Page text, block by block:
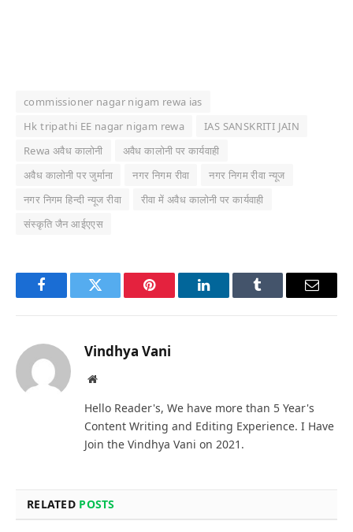
commissioner nagar nigam rewa ias
Hk tripathi EE nagar nigam rewa
IAS SANSKRITI JAIN
Rewa अवैध कालोनी
अवैध कालोनी पर कार्यवाही
अवैध कालोनी पर जुर्माना
नगर निगम रीवा
नगर निगम रीवा न्यूज
नगर निगम हिन्दी न्यूज रीवा
रीवा में अवैध कालोनी पर कार्यवाही
संस्कृति जैन आईएएस
FacebookTwitter Pinterest LinkedInTumblr Email
Vindhya Vani
Website
Hello Reader's, We have more than 5 Year's
Content Writing and Editing Experience. I Have
Join the Vindhya Vani on 2021.
RELATED POSTS